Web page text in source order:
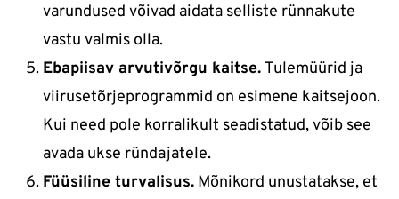
varundused võivad aidata selliste rünnakute
vastu valmis olla.
Ebapiisav arvutivõrgu kaitse. Tulemüürid ja
viirusetõrjeprogrammid on esimene kaitsejoon.
Kui need pole korralikult seadistatud, võib see
avada ukse ründajatele.
Füüsiline turvalisus. Mõnikord unustatakse, et